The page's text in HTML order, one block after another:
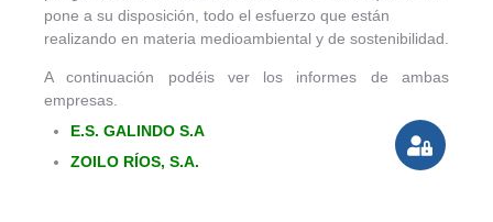
pone a su disposición, todo el esfuerzo que están
realizando en materia medioambiental y de sostenibilidad.
A continuación podéis ver los informes de ambas
empresas.
E.S. GALINDO S.A
ZOILO RÍOS, S.A.